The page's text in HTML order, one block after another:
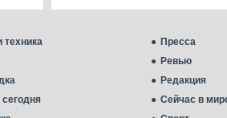
техника Пресса
Ревью
Редакция
сегодня Сейчас в